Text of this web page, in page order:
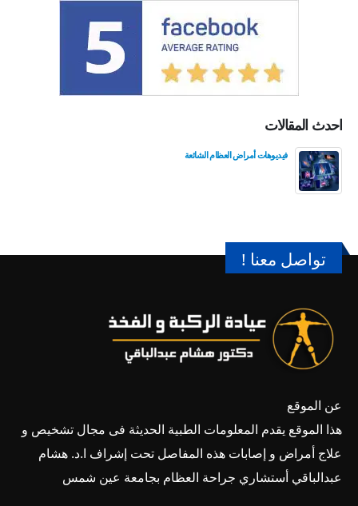
احدث المقالات
فيديوهات أمراض العظام الشائعة
تواصل معنا !
عن الموقع
هذا الموقع يقدم المعلومات الطبية الحديثة فى مجال تشخيص و
علاج أمراض و إصابات هذه المفاصل تحت إشراف ا.د. هشام
عبدالباقي أستشاري جراحة العظام بجامعة عين شمس